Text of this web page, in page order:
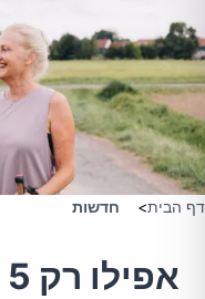
דף הבית> חדשות